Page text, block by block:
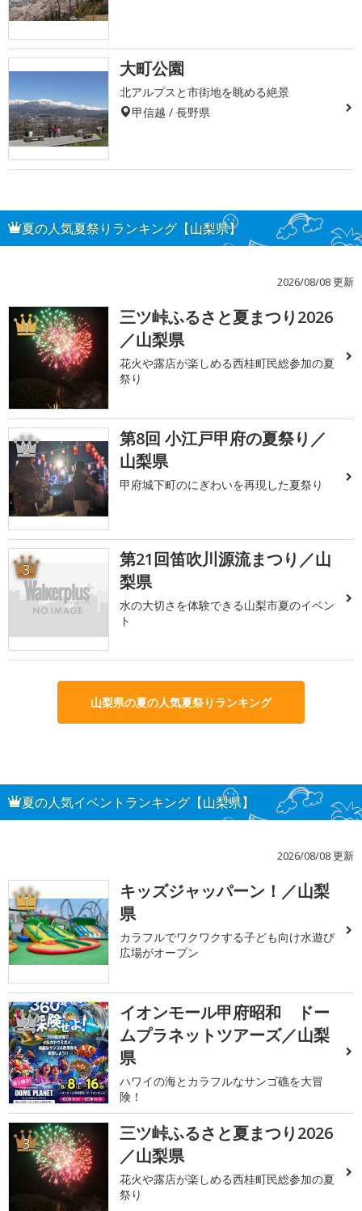
大町公園
北アルプスと市街地を眺める絶景
甲信越 / 長野県
夏の人気夏祭りランキング【山梨県】
2026/08/08 更新
1
三ツ峠ふるさと夏まつり2026
／山梨県
花火や露店が楽しめる西桂町民総参加の夏
祭り
2
第8回 小江戸甲府の夏祭り／
山梨県
甲府城下町のにぎわいを再現した夏祭り
3
第21回笛吹川源流まつり／山
梨県
水の大切さを体験できる山梨市夏のイベン
ト
山梨県の夏の人気夏祭りランキング
夏の人気イベントランキング【山梨県】
2026/08/08 更新
1
キッズジャッパーン！／山梨
県
カラフルでワクワクする子ども向け水遊び
広場がオープン
2
イオンモール甲府昭和 ドー
ムプラネットツアーズ／山梨
県
ハワイの海とカラフルなサンゴ礁を大冒
険！
3
三ツ峠ふるさと夏まつり2026
／山梨県
花火や露店が楽しめる西桂町民総参加の夏
祭り